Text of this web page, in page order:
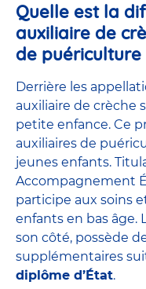
Quelle est la
auxiliaire de
de puériculture
Derrière les
auxiliaire de crèche
petite enfance. Ce
auxiliaires de
jeunes enfants.
Accompagnement
participe aux soins
enfants en bas âge.
son côté, possède
supplémentaires
diplôme d’État.